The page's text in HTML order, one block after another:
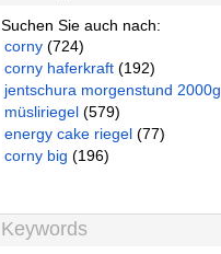
Suchen Sie auch nach:
corny (724)
corny haferkraft (192)
jentschura morgenstund 2000g
müsliriegel (579)
energy cake riegel (77)
corny big (196)
Keywords